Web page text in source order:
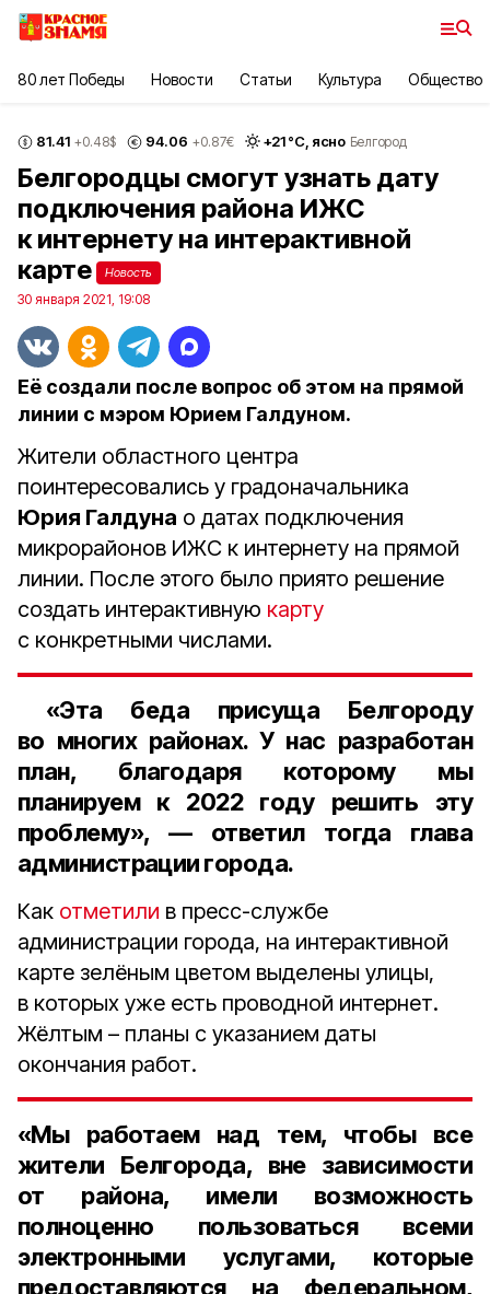
80 лет Победы Новости Статьи Культура Общество
81.41 +0.48$ 94.06 +0.87€ +21°С, ясно Белгород
Белгородцы смогут узнать дату
подключения района ИЖС
к интернету на интерактивной
карте
Новость
30 января 2021, 19:08
Её создали после вопрос об этом на прямой
линии с мэром Юрием Галдуном.
Жители областного центра
поинтересовались у градоначальника
Юрия Галдуна о датах подключения
микрорайонов ИЖС к интернету на прямой
линии. После этого было приято решение
создать интерактивную карту
с конкретными числами.
«Эта беда присуща Белгороду
во многих районах. У нас разработан
план, благодаря которому мы
планируем к 2022 году решить эту
проблему», — ответил тогда глава
администрации города.
Как отметили в пресс-службе
администрации города, на интерактивной
карте зелёным цветом выделены улицы,
в которых уже есть проводной интернет.
Жёлтым – планы с указанием даты
окончания работ.
«Мы работаем над тем, чтобы все
жители Белгорода, вне зависимости
от района, имели возможность
полноценно пользоваться всеми
электронными услугами, которые
предоставляются на федеральном,